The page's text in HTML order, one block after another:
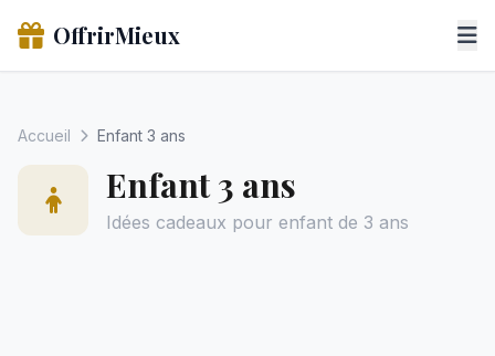
OffrirMieux
Accueil Enfant 3 ans
Enfant 3 ans
Idées cadeaux pour enfant de 3 ans